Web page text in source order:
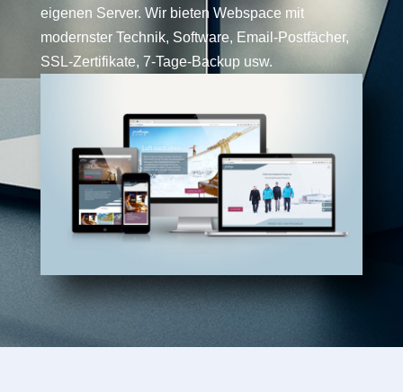
eigenen Server. Wir bieten Webspace mit
modernster Technik, Software, Email-Postfächer,
SSL-Zertifikate, 7-Tage-Backup usw.